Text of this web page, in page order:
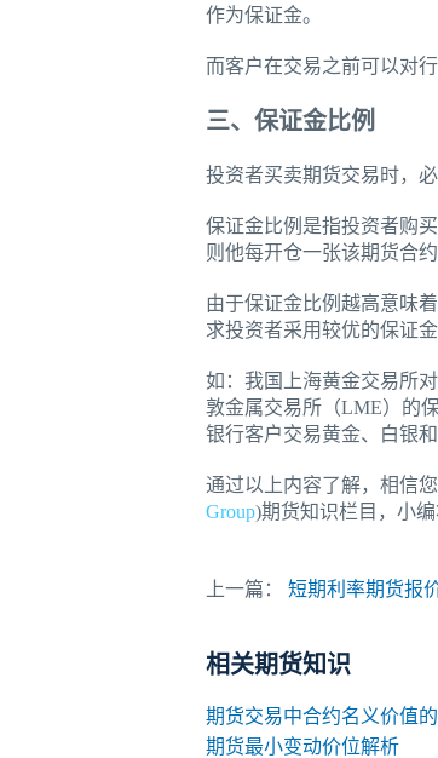
作为保证金。
而客户在交易之前可以对
三、保证金比例
投资者买卖期货交易时，
保证金比例是指投资者购
则他每开仓一张该期货合
由于保证金比例越高意味
求投资者采用较优的保证金
如：我国上海黄金交易所对
敦金属交易所（LME）的
银行客户交易黄金、白银
通过以上内容了解，相信
Group)期货知识栏目，小
上一篇： 短期利率期货报
相关期货知识
期货最小变动价位解析